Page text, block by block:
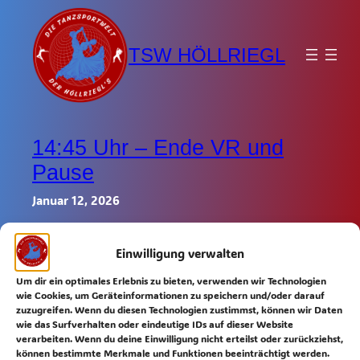
Einwilligung verwalten
Um dir ein optimales Erlebnis zu bieten, verwenden wir Technologien
wie Cookies, um Geräteinformationen zu speichern und/oder darauf
zuzugreifen. Wenn du diesen Technologien zustimmst, können wir Daten
wie das Surfverhalten oder eindeutige IDs auf dieser Website
verarbeiten. Wenn du deine Einwilligung nicht erteilst oder zurückziehst,
können bestimmte Merkmale und Funktionen beeinträchtigt werden.
Inhalt
springen
TSW HÖLLRIEGL
14:45 Uhr – Ende VR und
Pause
Januar 12, 2026